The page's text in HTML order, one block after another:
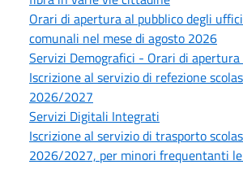
Orari di apertura al pubblico degli
comunali nel mese di agosto 2026
Servizi Demografici - Orari di apertura
Iscrizione al servizio di refezione
2026/2027
Servizi Digitali Integrati
Iscrizione al servizio di trasporto
2026/2027, per minori frequentanti